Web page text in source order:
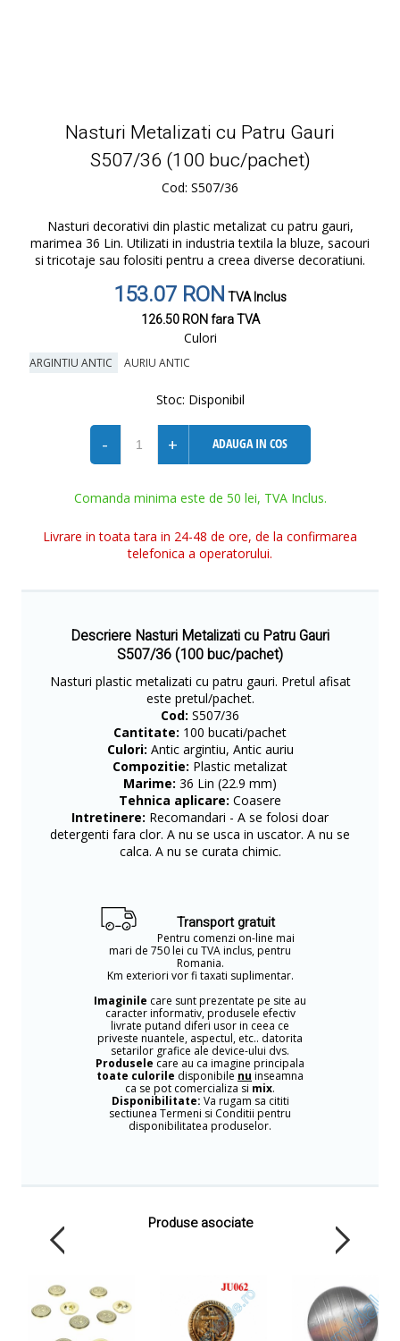
Nasturi Metalizati cu Patru Gauri
S507/36 (100 buc/pachet)
Cod: S507/36
Nasturi decorativi din plastic metalizat cu patru gauri,
marimea 36 Lin. Utilizati in industria textila la bluze, sacouri
si tricotaje sau folositi pentru a creea diverse decoratiuni.
153.07 RONTVA Inclus
126.50 RONfara TVA
Culori
ARGINTIU ANTIC AURIU ANTIC
Stoc: Disponibil
- + ADAUGA IN COS
Comanda minima este de 50 lei, TVA Inclus.
Livrare in toata tara in 24-48 de ore, de la confirmarea
telefonica a operatorului.
Descriere Nasturi Metalizati cu Patru Gauri
S507/36 (100 buc/pachet)
Nasturi plastic metalizati cu patru gauri. Pretul afisat
este pretul/pachet.
Cod: S507/36
Cantitate: 100 bucati/pachet
Culori: Antic argintiu, Antic auriu
Compozitie: Plastic metalizat
Marime: 36 Lin (22.9 mm)
Tehnica aplicare: Coasere
Intretinere: Recomandari - A se folosi doar
detergenti fara clor. A nu se usca in uscator. A nu se
calca. A nu se curata chimic.
Transport gratuit
Pentru comenzi on-line mai
mari de 750 lei cu TVA inclus, pentru
Romania.
Km exteriori vor fi taxati suplimentar.
Imaginile care sunt prezentate pe site au
caracter informativ, produsele efectiv
livrate putand diferi usor in ceea ce
priveste nuantele, aspectul, etc.. datorita
setarilor grafice ale device-ului dvs.
Produsele care au ca imagine principala
toate culorile disponibile nu inseamna
ca se pot comercializa si mix.
Disponibilitate: Va rugam sa cititi
sectiunea Termeni si Conditii pentru
disponibilitatea produselor.
Produse asociate